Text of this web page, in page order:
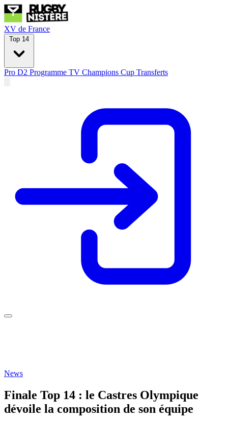
XV de France
Top 14
Pro D2 Programme TV Champions Cup Transferts
News
Finale Top 14 : le Castres Olympique
dévoile la composition de son équipe